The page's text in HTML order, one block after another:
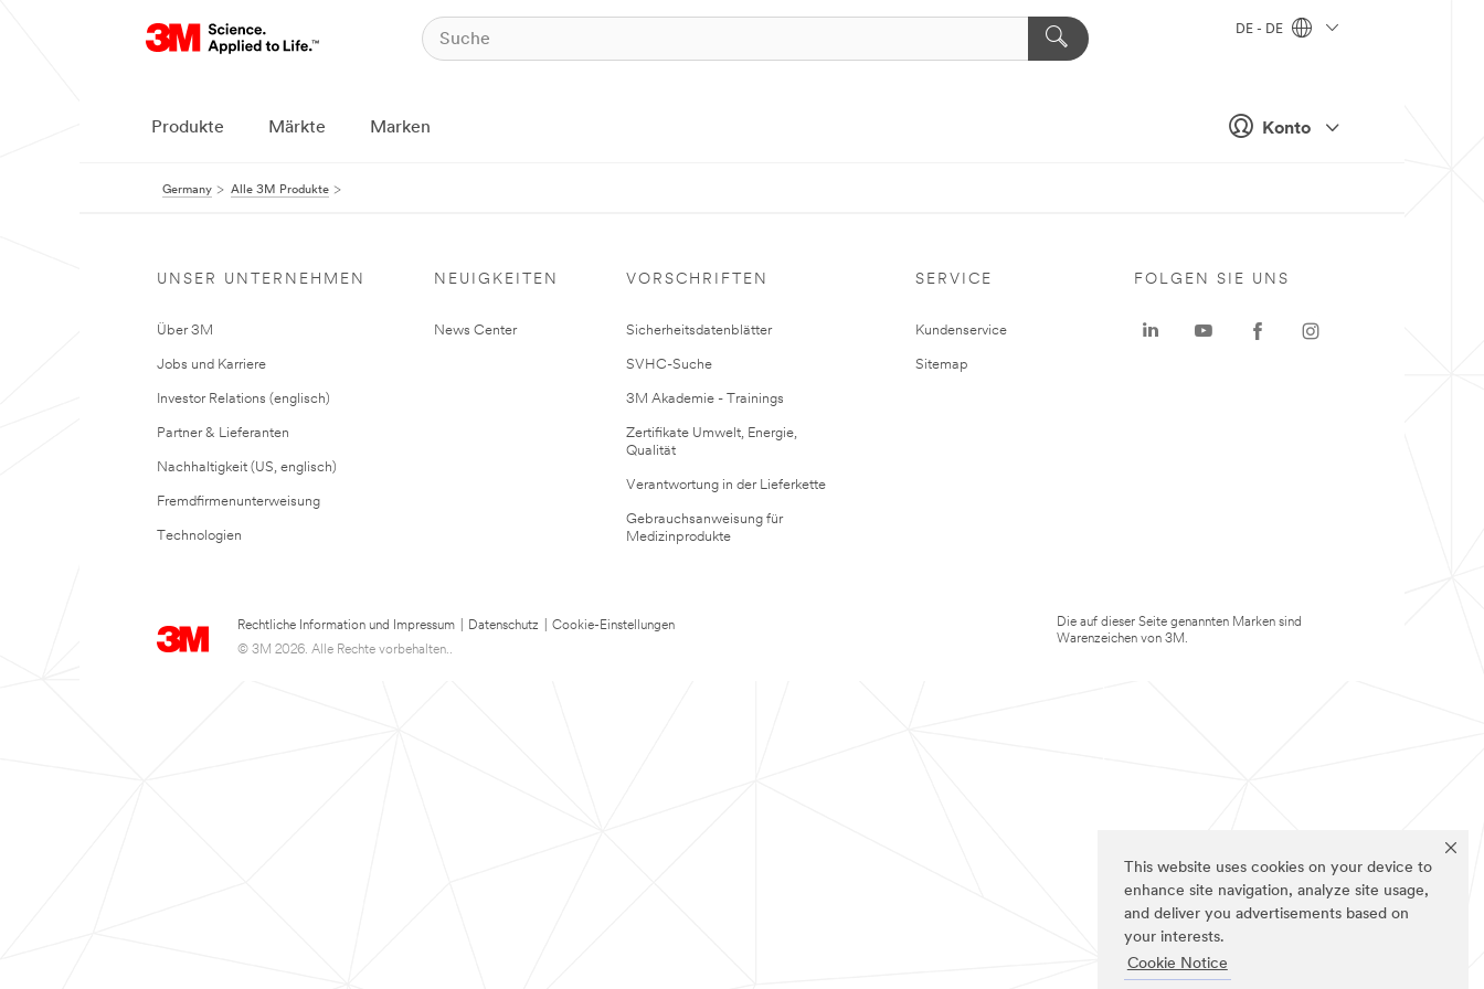
This website uses cookies on your device to
enhance site navigation, analyze site usage,
and deliver you advertisements based on
your interests.
Cookie Notice
Konto
DE - DE
Produkte Märkte Marken
Germany Alle 3M Produkte
UNSER UNTERNEHMEN
Über 3M
Jobs und Karriere
Investor Relations (englisch)
Partner & Lieferanten
Nachhaltigkeit (US, englisch)
Fremdfirmenunterweisung
Technologien
NEUIGKEITEN
News Center
VORSCHRIFTEN
Sicherheitsdatenblätter
SVHC-Suche
3M Akademie - Trainings
Zertifikate Umwelt, Energie,
Qualität
Verantwortung in der Lieferkette
Gebrauchsanweisung für
Medizinprodukte
SERVICE
Kundenservice
Sitemap
Rechtliche Information und Impressum Datenschutz
Cookie-Einstellungen
© 3M 2026. Alle Rechte vorbehalten..
FOLGEN SIE UNS
Die auf dieser Seite genannten Marken sind
Warenzeichen von 3M.